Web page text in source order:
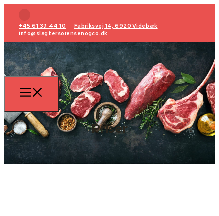
+45 61 39 44 10
Fabriksvej 14, 6920 Videbæk
info@slagtersorensenogco.dk
Priser